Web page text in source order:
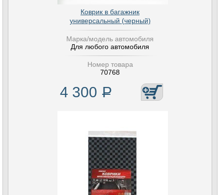
Коврик в багажник
универсальный (черный)
Марка/модель автомобиля
Для любого автомобиля
Номер товара
70768
4 300 Р